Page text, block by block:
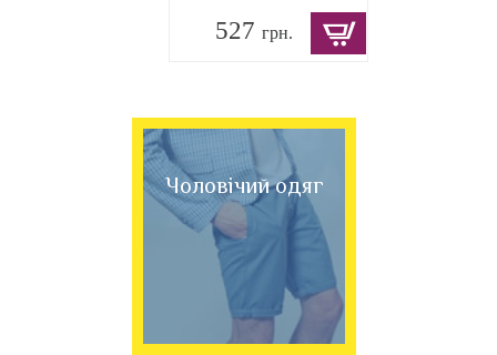
527 грн.
Чоловічий одяг